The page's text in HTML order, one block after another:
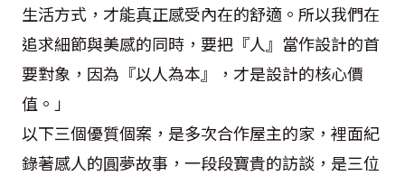
生活方式，才能真正感受內在的舒適。所以我們在
追求細節與美感的同時，要把『人』當作設計的首
要對象，因為『以人為本』，才是設計的核心價
值。」
以下三個優質個案，是多次合作屋主的家，裡面紀
錄著感人的圓夢故事，一段段寶貴的訪談，是三位